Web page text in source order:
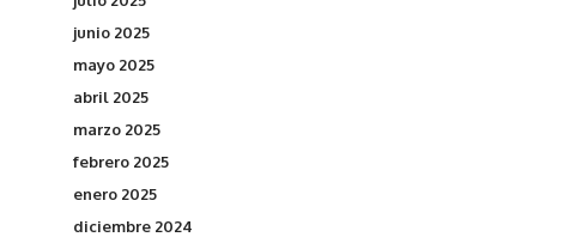
junio 2025
mayo 2025
abril 2025
marzo 2025
febrero 2025
enero 2025
diciembre 2024